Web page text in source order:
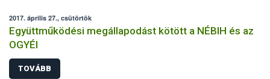
2017. április 27., csütörtök
Együttműködési megállapodást kötött a NÉBIH és az
OGYÉI
TOVÁBB